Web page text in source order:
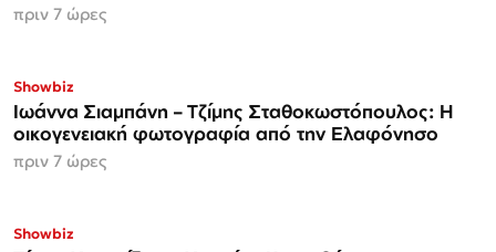
πριν 7 ώρες
Showbiz
Ιωάννα Σιαμπάνη – Τζίμης Σταθοκωστόπουλος: Η
οικογενειακή φωτογραφία από την Ελαφόνησο
πριν 7 ώρες
Showbiz